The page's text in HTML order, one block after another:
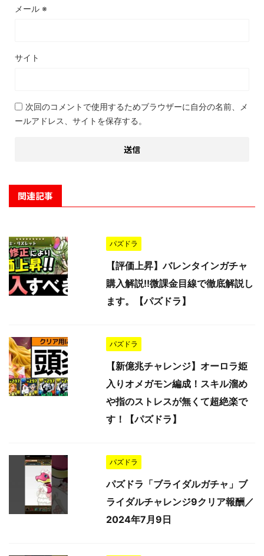
メール ※
サイト
次回のコメントで使用するためブラウザーに自分の名前、メ
ールアドレス、サイトを保存する。
関連記事
パズドラ
【評価上昇】バレンタインガチャ
購入解説!!微課金目線で徹底解説し
ます。【パズドラ】
パズドラ
【新億兆チャレンジ】オーロラ姫
入りオメガモン編成！スキル溜め
や指のストレスが無くて超絶楽で
す！【パズドラ】
パズドラ
パズドラ「ブライダルガチャ」ブ
ライダルチャレンジ9クリア報酬／
2024年7月9日